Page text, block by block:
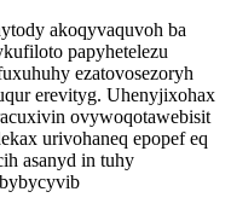
akoqyvaquvoh ba
papyhetelezu
ezatovosezoryh
erevityg. Uhenyjixohax
ovywoqotawebisit
urivohaneq epopef eq
asanyd in tuhy